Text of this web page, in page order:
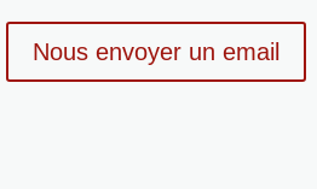
Nous envoyer un email